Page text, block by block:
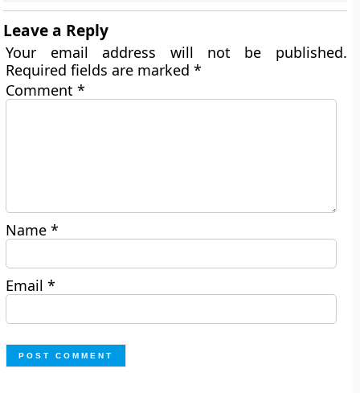
Leave a Reply
Your email address will not be published.
Required fields are marked*
Comment*
Name*
Email*